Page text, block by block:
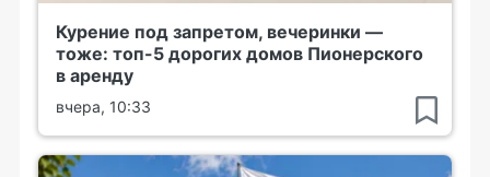
Курение под запретом, вечеринки —
тоже: топ-5 дорогих домов Пионерского
в аренду
вчера, 10:33